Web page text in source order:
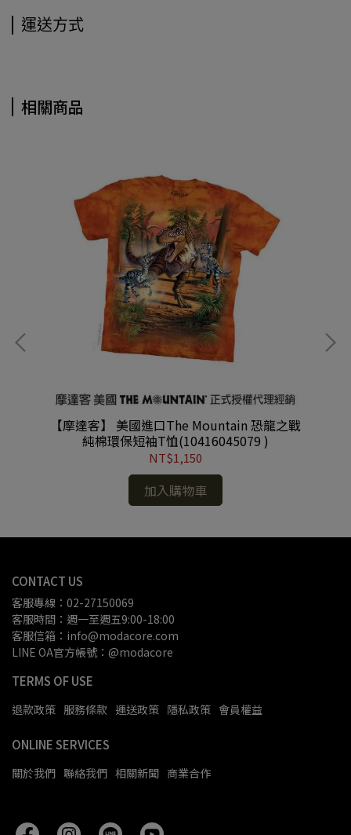
運送方式
相關商品
【摩達客】 美國進口The Mountain 恐龍之戰
純棉環保短袖T恤(10416045079 )
NT$1,150
加入購物車
CONTACT US
客服專線：02-27150069
客服時間：週一至週五9:00-18:00
客服信箱：info@modacore.com
LINE OA官方帳號：@modacore
TERMS OF USE
退款政策 服務條款 運送政策 隱私政策 會員權益
ONLINE SERVICES
關於我們 聯絡我們 相關新聞 商業合作